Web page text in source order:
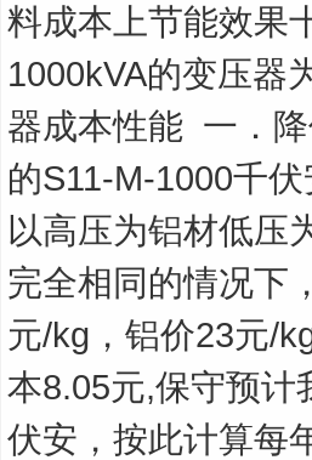
料成本上节能效果
1000kVA的变压器
器成本性能 一．
的S11-M-1000千
以高压为铝材低压
完全相同的情况下
元/kg，铝价23元/
本8.05元,保守预计
伏安，按此计算每